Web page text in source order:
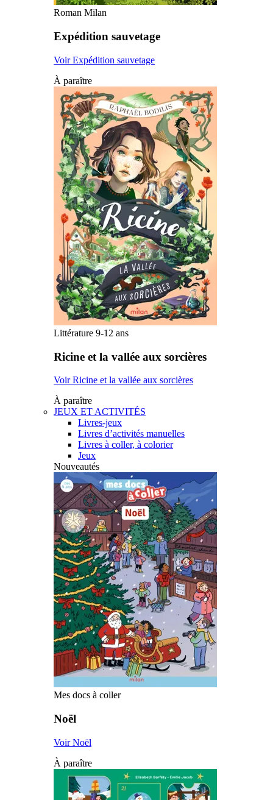
Roman Milan
Expédition sauvetage
Voir Expédition sauvetage
À paraître
Littérature 9-12 ans
Ricine et la vallée aux sorcières
Voir Ricine et la vallée aux sorcières
À paraître
JEUX ET ACTIVITÉS
Livres-jeux
Livres d’activités manuelles
Livres à coller, à colorier
Jeux
Nouveautés
Mes docs à coller
Noël
Voir Noël
À paraître